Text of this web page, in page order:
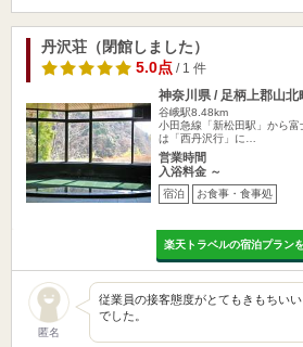
丹沢荘（閉館しました）
5.0点/ 1 件
神奈川県 / 足柄上郡山北
谷峨駅8.48km
小田急線「新松田駅」から
は「西丹沢行」に…
営業時間
入浴料金 ～
宿泊 お食事・食事処
楽天トラベルの宿泊プラン
匿名
従業員の接客態度がとてもきもちい
でした。